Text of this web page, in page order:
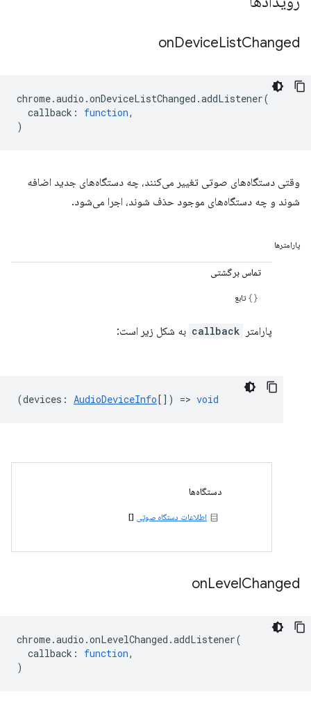
onDeviceListChanged
chrome.audio .onDeviceListChanged .addListener(
callback : function,
)
وقتی دستگاه‌های صوتی تغییر می‌کنند، چه دستگاه‌های جدید اضافه
شوند و چه دستگاه‌های موجود حذف شوند، اجرا می‌شود.
پارامترها
تماس برگشتی
تابع
پارامتر callback به شکل زیر است:
(devices : AudioDeviceInfo[]) => void
دستگاه‌ها
اطلاعات دستگاه صوتی []
onLevelChanged
chrome.audio .onLevelChanged .addListener(
callback : function,
)